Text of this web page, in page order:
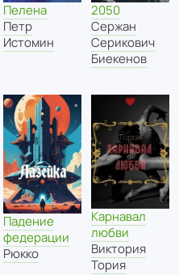
Пелена
Петр
Истомин
2050
Сержан
Серикович
Биекенов
Падение
федерации
Рюкко
Карнавал
любви
Виктория
Тория